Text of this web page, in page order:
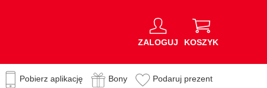
ZALOGUJ KOSZYK
Pobierz aplikację Bony Podaruj prezent